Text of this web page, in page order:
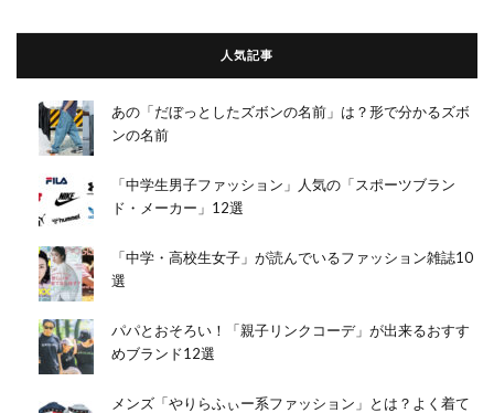
人気記事
あの「だぼっとしたズボンの名前」は？形で分かるズボ
ンの名前
「中学生男子ファッション」人気の「スポーツブラン
ド・メーカー」12選
「中学・高校生女子」が読んでいるファッション雑誌10
選
パパとおそろい！「親子リンクコーデ」が出来るおすす
めブランド12選
メンズ「やりらふぃー系ファッション」とは？よく着て